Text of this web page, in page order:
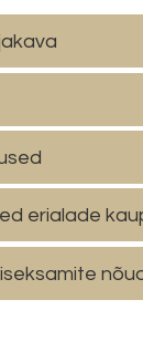
erialade